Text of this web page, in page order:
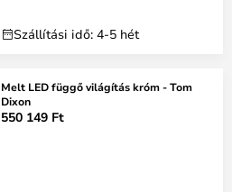
Szállítási idő: 4-5 hét
Melt LED függő világítás króm - Tom
Dixon
550 149 Ft